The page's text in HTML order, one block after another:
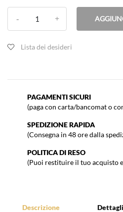
Lista dei desideri
PAGAMENTI SICURI
(paga con carta/bancomat o
SPEDIZIONE RAPIDA
(Consegna in 48 ore dalla
POLITICA DI RESO
(Puoi restituire il tuo acquisto
Descrizione